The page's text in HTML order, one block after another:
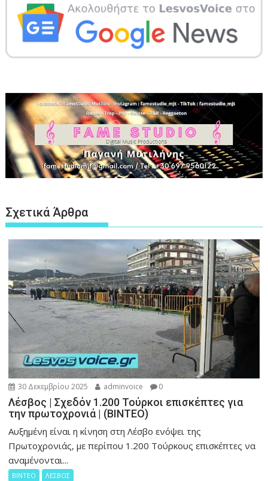
Σχετικά Άρθρα
30 Δεκεμβρίου 2025 adminvoice 0
Λέσβος | Σχεδόν 1.200 Τούρκοι επισκέπτες για
την πρωτοχρονιά | (ΒΙΝΤΕΟ)
Αυξημένη είναι η κίνηση στη Λέσβο ενόψει της
Πρωτοχρονιάς, με περίπου 1.200 Τούρκους επισκέπτες να
αναμένονται...
ΒΙΝΤΕΟ ΛΕΣΒΟΣ